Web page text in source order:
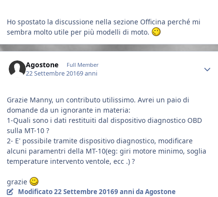
Ho spostato la discussione nella sezione Officina perché mi
sembra molto utile per più modelli di moto.
Agostone Full Member
22 Settembre 20169 anni
Grazie Manny, un contributo utilissimo. Avrei un paio di
domande da un ignorante in materia:
1-Quali sono i dati restituiti dal dispositivo diagnostico OBD
sulla MT-10 ?
2- E' possibile tramite dispositivo diagnostico, modificare
alcuni paramentri della MT-10(eg: giri motore minimo, soglia
temperature intervento ventole, ecc .) ?
grazie
Modificato22 Settembre 20169 anni da Agostone